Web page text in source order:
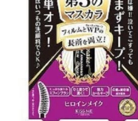
Mã giảm giá: